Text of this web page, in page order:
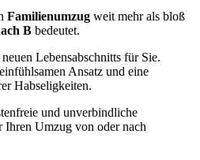
Familienumzug weit mehr als bloß
B bedeutet.
Lebensabschnitts für Sie.
Ansatz und eine
Habseligkeiten.
und unverbindliche
Ihren Umzug von oder nach